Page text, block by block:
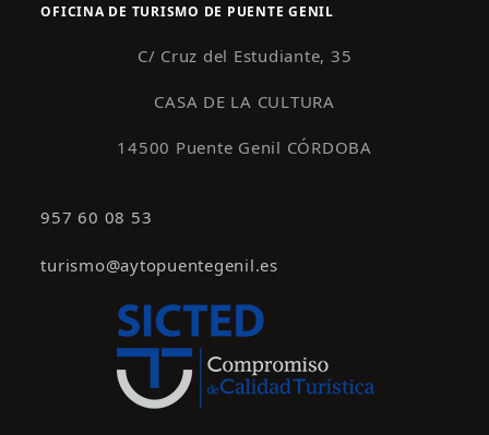
OFICINA DE TURISMO DE PUENTE GENIL
C/ Cruz del Estudiante, 35
CASA DE LA CULTURA
14500 Puente Genil CÓRDOBA
957 60 08 53
turismo@aytopuentegenil.es